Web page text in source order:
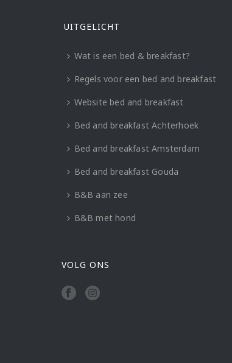
UITGELICHT
Wat is een bed & breakfast?
Regels voor een bed and breakfast
Website bed and breakfast
Bed and breakfast Achterhoek
Bed and breakfast Amsterdam
Bed and breakfast Gouda
B&B aan zee
B&B met hond
VOLG ONS